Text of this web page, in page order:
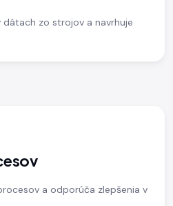
zo strojov a navrhuje
a odporúča zlepšenia v